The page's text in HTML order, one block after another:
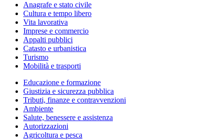
Anagrafe e stato civile
Cultura e tempo libero
Vita lavorativa
Imprese e commercio
Appalti pubblici
Catasto e urbanistica
Turismo
Mobilità e trasporti
Educazione e formazione
Giustizia e sicurezza pubblica
Tributi, finanze e contravvenzioni
Ambiente
Salute, benessere e assistenza
Autorizzazioni
Agricoltura e pesca